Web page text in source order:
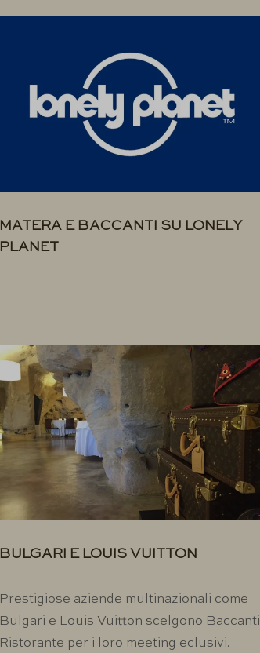
MATERA E BACCANTI SU LONELY
PLANET
BULGARI E LOUIS VUITTON
Prestigiose aziende multinazionali come
Bulgari e Louis Vuitton scelgono Baccanti
Ristorante per i loro meeting eclusivi.